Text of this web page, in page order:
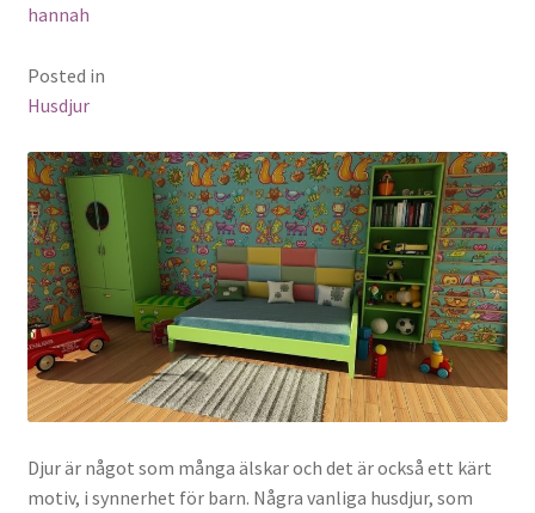
hannah
Posted in
Husdjur
Djur är något som många älskar och det är också ett kärt
motiv, i synnerhet för barn. Några vanliga husdjur, som